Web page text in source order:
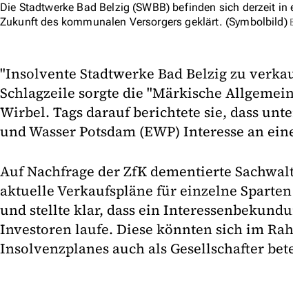
Die Stadtwerke Bad Belzig (SWBB) befinden sich derzeit
Zukunft des kommunalen Versorgers geklärt. (Symbolbild)
"Insolvente Stadtwerke Bad Belzig zu
Schlagzeile sorgte die "Märkische
Wirbel. Tags darauf berichtete sie, dass
und Wasser Potsdam (EWP) Interesse an
Auf Nachfrage der ZfK dementierte
aktuelle Verkaufspläne für einzelne
und stellte klar, dass ein
Investoren laufe. Diese könnten sich im
Insolvenzplanes auch als Gesellschafter